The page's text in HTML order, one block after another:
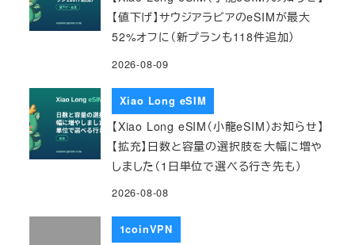
【値下げ】サウジアラビアのeSIMが最大
52%オフに（新プランも118件追加）
2026-08-09
Xiao Long eSIM
【Xiao Long eSIM（小龍eSIM）お知らせ】
【拡充】日数と容量の選択肢を大幅に増や
しました（1日単位で選べる行き先も）
2026-08-08
1coinVPN